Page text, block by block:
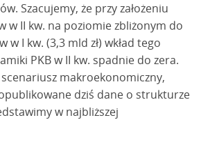
Szacujemy, że przy założeniu
w II kw. na poziomie zbliżonym do
w I kw. (3,3 mld zł) wkład tego
PKB w II kw. spadnie do zera.
makroekonomiczny,
dziś dane o strukturze
w najbliższej